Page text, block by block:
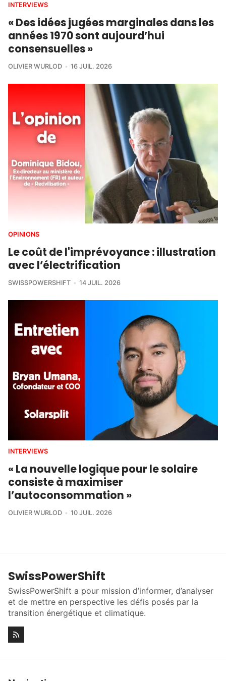
INTERVIEWS
« Des idées jugées marginales dans les
années 1970 sont aujourd’hui
consensuelles »
OLIVIER WURLOD 16 JUIL. 2026
OPINIONS
Le coût de l'imprévoyance : illustration
avec l’électrification
SWISSPOWERSHIFT 14 JUIL. 2026
INTERVIEWS
« La nouvelle logique pour le solaire
consiste à maximiser
l’autoconsommation »
OLIVIER WURLOD 10 JUIL. 2026
SwissPowerShift
SwissPowerShift a pour mission d’informer, d’analyser
et de mettre en perspective les défis posés par la
transition énergétique et climatique.